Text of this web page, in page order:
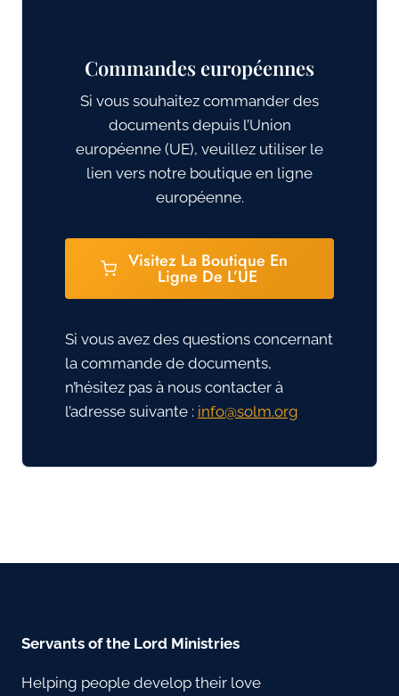
Commandes européennes
Si vous souhaitez commander des
documents depuis l’Union
européenne (UE), veuillez utiliser le
lien vers notre boutique en ligne
européenne.
Visitez La Boutique En
Ligne De L’UE
Si vous avez des questions concernant
la commande de documents,
n’hésitez pas à nous contacter à
l’adresse suivante : gro.mlos@ofni
Servants of the Lord Ministries
Helping people develop their love